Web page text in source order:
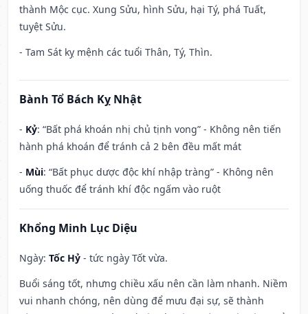
thành Mộc cục. Xung Sửu, hình Sửu, hại Tý, phá Tuất,
tuyệt Sửu.
- Tam Sát kỵ mệnh các tuổi Thân, Tý, Thìn.
Bành Tổ Bách Kỵ Nhật
- Kỷ: “Bất phá khoán nhị chủ tịnh vong” - Không nên tiến
hành phá khoán để tránh cả 2 bên đều mất mát
- Mùi: “Bất phục dược độc khí nhập tràng” - Không nên
uống thuốc để tránh khí độc ngấm vào ruột
Khổng Minh Lục Diệu
Ngày: Tốc Hỷ - tức ngày Tốt vừa.
Buổi sáng tốt, nhưng chiều xấu nên cần làm nhanh. Niềm
vui nhanh chóng, nên dùng để mưu đại sự, sẽ thành